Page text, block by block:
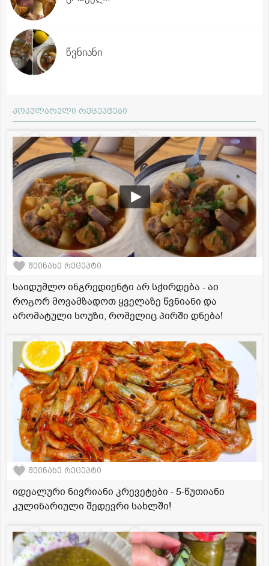
წვნიანი
პოპულარული რეცეპტები
შეინახე რეცეპტი
საიდუმლო ინგრედიენტი არ სჭირდება - აი
როგორ მოვამზადოთ ყველაზე წვნიანი და
არომატული სოუზი, რომელიც პირში დნება!
შეინახე რეცეპტი
იდეალური ნივრიანი კრევეტები - 5-წუთიანი
კულინარიული შედევრი სახლში!